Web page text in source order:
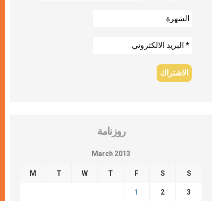
روزنامة
March 2013
M T W T F S S
1 2 3